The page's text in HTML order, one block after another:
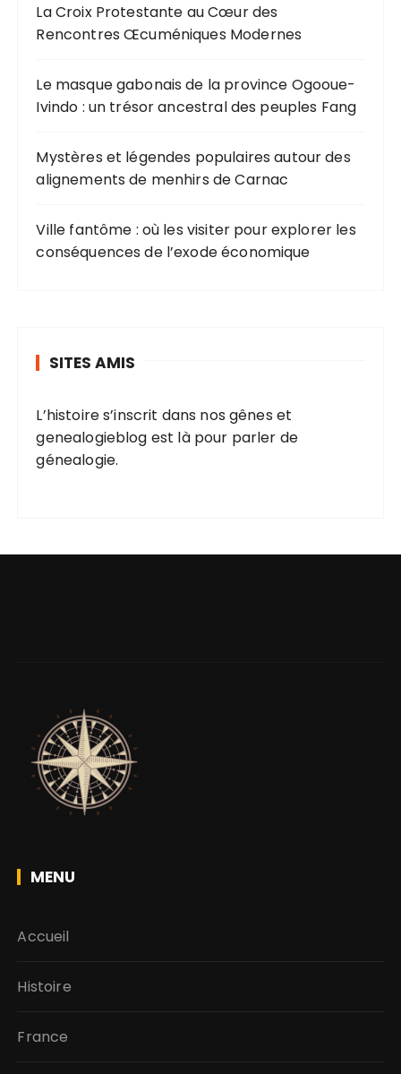
La Croix Protestante au Cœur des
Rencontres Œcuméniques Modernes
Le masque gabonais de la province Ogooue-
Ivindo : un trésor ancestral des peuples Fang
Mystères et légendes populaires autour des
alignements de menhirs de Carnac
Ville fantôme : où les visiter pour explorer les
conséquences de l’exode économique
SITES AMIS
L’histoire s’inscrit dans nos gênes et
genealogieblog est là pour parler de
génealogie.
MENU
Accueil
Histoire
France